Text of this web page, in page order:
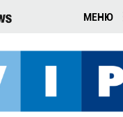
МЕНЮ